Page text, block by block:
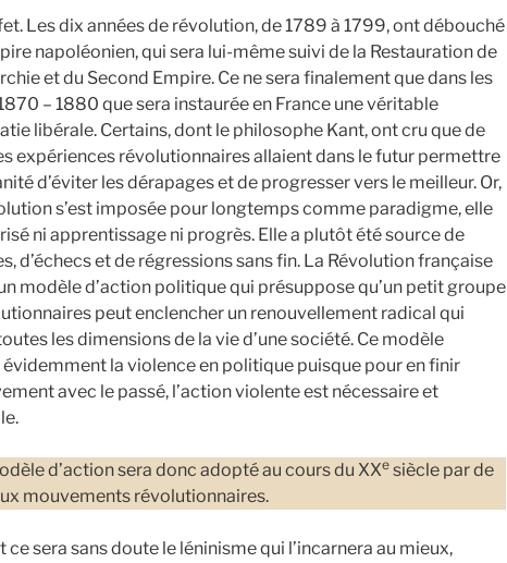
Les dix années de révolution, de 1789 à 1799, ont débouché
napoléonien, qui sera lui-même suivi de la Restauration de
et du Second Empire. Ce ne sera finalement que dans les
– 1880 que sera instaurée en France une véritable
libérale. Certains, dont le philosophe Kant, ont cru que de
expériences révolutionnaires allaient dans le futur permettre
d’éviter les dérapages et de progresser vers le meilleur. Or,
s’est imposée pour longtemps comme paradigme, elle
ni apprentissage ni progrès. Elle a plutôt été source de
d’échecs et de régressions sans fin. La Révolution française
modèle d’action politique qui présuppose qu’un petit groupe
peut enclencher un renouvellement radical qui
les dimensions de la vie d’une société. Ce modèle
la violence en politique puisque pour en finir
avec le passé, l’action violente est nécessaire et
d’action sera donc adopté au cours du XXe siècle par de
mouvements révolutionnaires.
ce sera sans doute le léninisme qui l’incarnera au mieux,